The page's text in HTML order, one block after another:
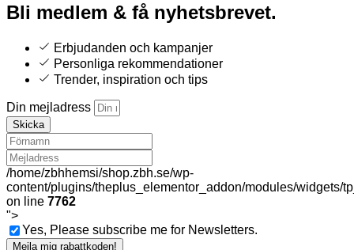
Bli medlem & få nyhetsbrevet.
Erbjudanden och kampanjer
Personliga rekommendationer
Trender, inspiration och tips
Din mejladress
Skicka
/home/zbhhemsi/shop.zbh.se/wp-
content/plugins/theplus_elementor_addon/modules/widgets/
on line 7762
">
Yes, Please subscribe me for Newsletters.
Mejla mig rabattkoden!